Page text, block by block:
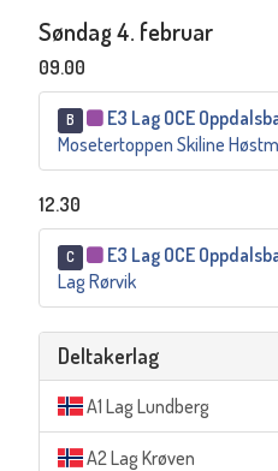
Søndag 4. februar
09.00
B E3 Lag OCE
Mosetertoppen Skiline
12.30
C E3 Lag OCE
Lag Rørvik
Deltakerlag
A1 Lag Lundberg
A2 Lag Krøven